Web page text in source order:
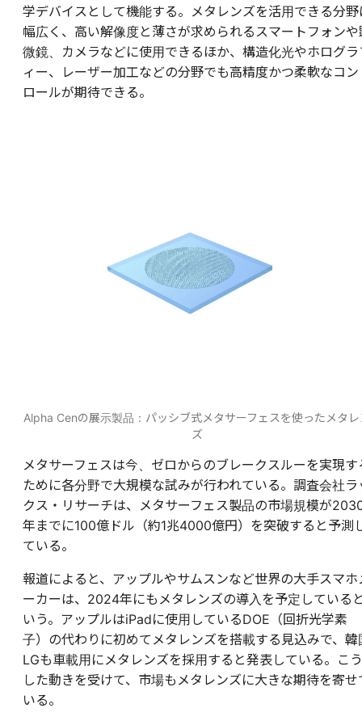
学デバイスとして機能する。メタレンズを活用できる分野
幅広く、高い解像度と薄さが求められるスマートフォンや
微鏡、カメラなどに使用できるほか、構造化光やホログラ
ィー、レーザー加工などの分野でも高精度かつ柔軟なコン
ロールが期待できる。
Alpha Cenの展示製品：パッシブ式メタサーフェスを使ったメタレ
ズ
メタサーフェスは今、ゼロからのブレークスルーを実現す
ために各分野で大規模な試みが行われている。調査会社ラ
クス・リサーチは、メタサーフェス製品の市場規模が
年までに100億ドル（約1兆4000億円）を突破すると予測
ている。
報道によると、アップルやサムスンなど世界の大手スマホ
ーカーは、2024年にもメタレンズの導入を予定している
いう。アップルはiPadに使用しているDOE（回折光学素
子）の代わりに初めてメタレンズを搭載する見込みで、韓
LGも車載用にメタレンズを採用すると発表している。こう
した動きを受けて、市場もメタレンズに大きな期待を寄せ
いる。